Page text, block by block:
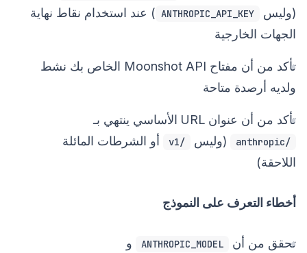
(وليس ANTHROPIC_API_KEY ) عند استخدام نقاط نهاية
الجهات الخارجية
تأكد من أن مفتاح Moonshot API الخاص بك نشط
ولديه أرصدة متاحة
تأكد من أن عنوان URL الأساسي ينتهي بـ
/anthropic (وليس /v1
أو الشرطات المائلة
اللاحقة)
أخطاء التعرف على النموذج
تحقق من أن ANTHROPIC_MODEL و